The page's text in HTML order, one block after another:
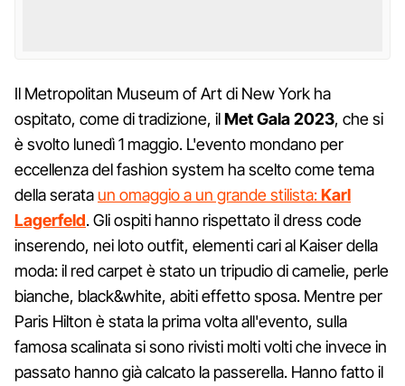
Il Metropolitan Museum of Art di New York ha
ospitato, come di tradizione, ilMet Gala 2023, che si
è svolto lunedì 1 maggio. L'evento mondano per
eccellenza del fashion system ha scelto come tema
della serata un omaggio a un grande stilista:Karl
Lagerfeld. Gli ospiti hanno rispettato il dress code
inserendo, nei loto outfit, elementi cari al Kaiser della
moda: il red carpet è stato un tripudio di camelie, perle
bianche, black&white, abiti effetto sposa. Mentre per
Paris Hilton è stata la prima volta all'evento, sulla
famosa scalinata si sono rivisti molti volti che invece in
passato hanno già calcato la passerella. Hanno fatto il